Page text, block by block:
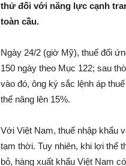
thử đối với năng lực cạnh
toàn cầu.
Ngày 24/2 (giờ Mỹ), thuế đối
150 ngày theo Mục 122; sau
vào đó, ông ký sắc lệnh áp
thể nâng lên 15%.
Với Việt Nam, thuế nhập khẩu
tạm thời. Tuy nhiên, khi lợi thế
bỏ, hàng xuất khẩu Việt Nam